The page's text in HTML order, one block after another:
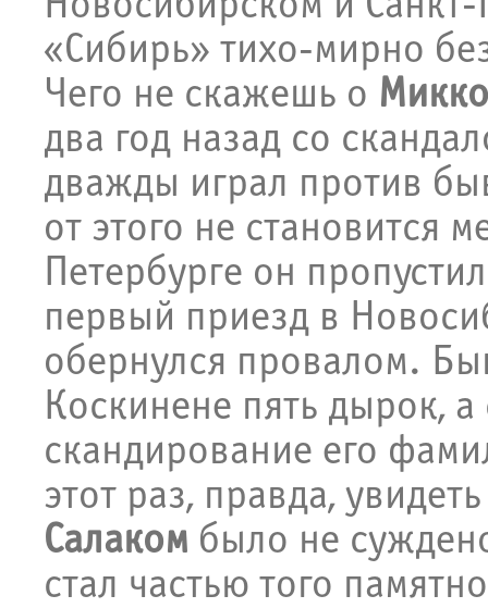
«Сибирь» тихо-мирно
Чего не скажешь о
два год назад со
дважды играл против
от этого не становится
Петербурге он
первый приезд в
обернулся провалом.
Коскинене пять дырок,
скандирование его
этот раз, правда,
Салаком было не
стал частью того